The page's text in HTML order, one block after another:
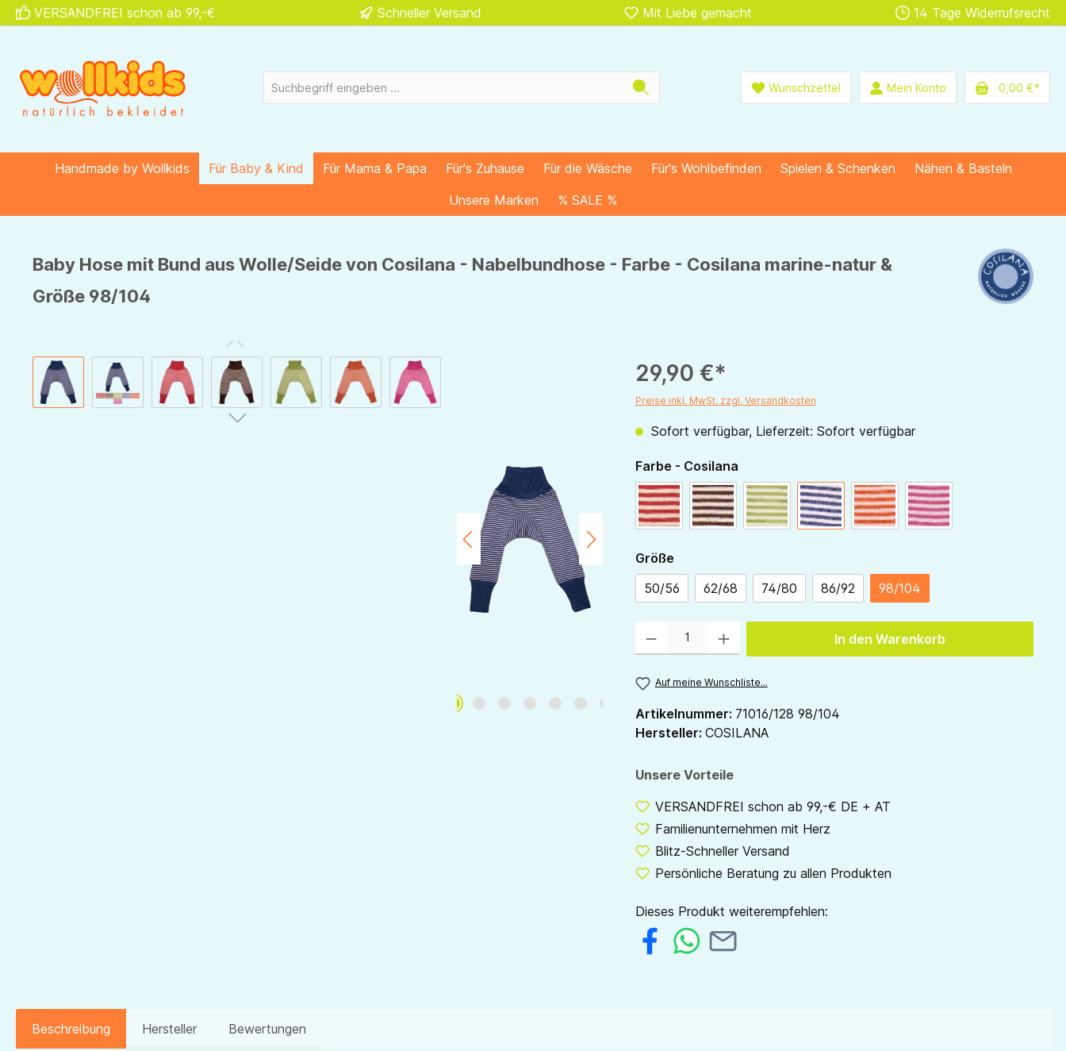
Zur Hauptnavigation springen
VERSANDFREI schon ab 99,-€ Schneller Versand Mit Liebe gemacht 14 Tage Widerrufsrecht
Wunschzettel Mein Konto 0,00 €*
Handmade by Wollkids Für Baby & Kind Für Mama & Papa Für's Zuhause Für die Wäsche Für's Wohlbefinden Spielen & Schenken
Nähen & Basteln
Unsere Marken
% SALE %
Baby Hose mit Bund aus Wolle/Seide von Cosilana - Nabelbundhose - Farbe - Cosilana marine-natur &
Größe 98/104
Bildergalerie überspringen 29,90 €*
Preise inkl. MwSt. zzgl. Versandkosten
Sofort verfügbar, Lieferzeit: Sofort verfügbar
Farbe - Cosilanaauswählen
rot-naturschoko-naturgrün-naturmarine-naturorange-naturpink-natur
Größeauswählen
50/56
62/68 74/80 86/92 98/104
In den Warenkorb
Auf meine Wunschliste...
Artikelnummer: 71016/128 98/104
Hersteller: COSILANA
Unsere Vorteile
VERSANDFREI schon ab 99,-€ DE + AT
Familienunternehmen mit Herz
Blitz-Schneller Versand
Persönliche Beratung zu allen Produkten
Dieses Produkt weiterempfehlen:
Beschreibung Hersteller Bewertungen